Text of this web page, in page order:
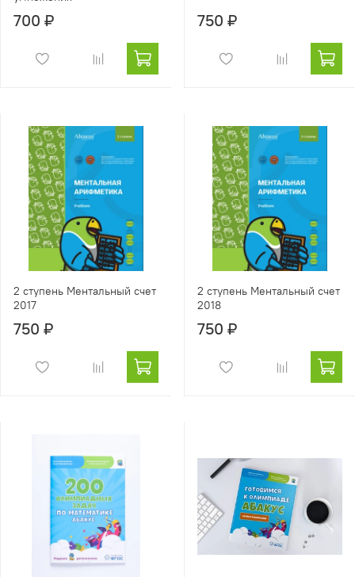
700 ₽ 750 ₽
2 ступень Ментальный счет
2017
750 ₽
2 ступень Ментальный счет
2018
750 ₽